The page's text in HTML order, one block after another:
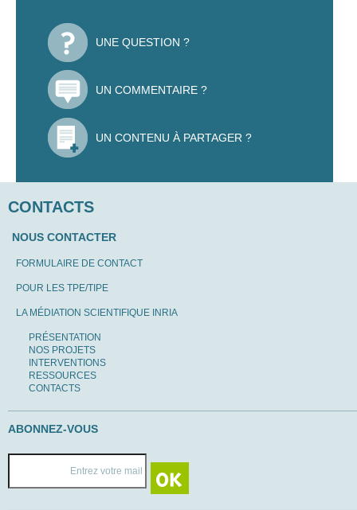
UNE QUESTION ?
UN COMMENTAIRE ?
UN CONTENU À PARTAGER ?
CONTACTS
NOUS CONTACTER
FORMULAIRE DE CONTACT
POUR LES TPE/TIPE
LA MÉDIATION SCIENTIFIQUE INRIA
PRÉSENTATION
NOS PROJETS
INTERVENTIONS
RESSOURCES
CONTACTS
ABONNEZ-VOUS